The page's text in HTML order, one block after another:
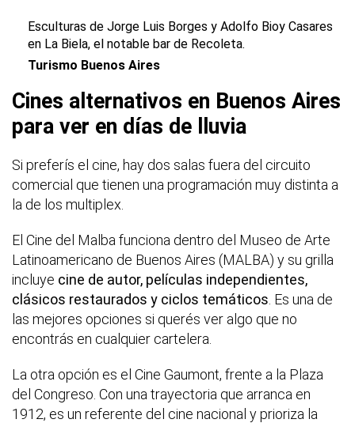
Esculturas de Jorge Luis Borges y Adolfo Bioy Casares
en La Biela, el notable bar de Recoleta.
Turismo Buenos Aires
Cines alternativos en Buenos Aires
para ver en días de lluvia
Si preferís el cine, hay dos salas fuera del circuito
comercial que tienen una programación muy distinta a
la de los multiplex.
El Cine del Malba funciona dentro del Museo de Arte
Latinoamericano de Buenos Aires (MALBA) y su grilla
incluye cine de autor, películas independientes,
clásicos restaurados y ciclos temáticos . Es una de
las mejores opciones si querés ver algo que no
encontrás en cualquier cartelera.
La otra opción es el Cine Gaumont, frente a la Plaza
del Congreso. Con una trayectoria que arranca en
1912, es un referente del cine nacional y prioriza la